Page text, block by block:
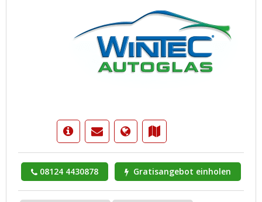
08124 4430878 Gratisangebot einholen